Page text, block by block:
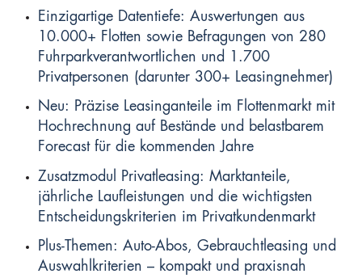
Einzigartige Datentiefe: Auswertungen aus
10.000+ Flotten sowie Befragungen von 280
Fuhrparkverantwortlichen und 1.700
Privatpersonen (darunter 300+ Leasingnehmer)
Neu: Präzise Leasinganteile im Flottenmarkt mit
Hochrechnung auf Bestände und belastbarem
Forecast für die kommenden Jahre
Zusatzmodul Privatleasing: Marktanteile,
jährliche Laufleistungen und die wichtigsten
Entscheidungskriterien im Privatkundenmarkt
Plus-Themen: Auto-Abos, Gebrauchtleasing und
Auswahlkriterien – kompakt und praxisnah